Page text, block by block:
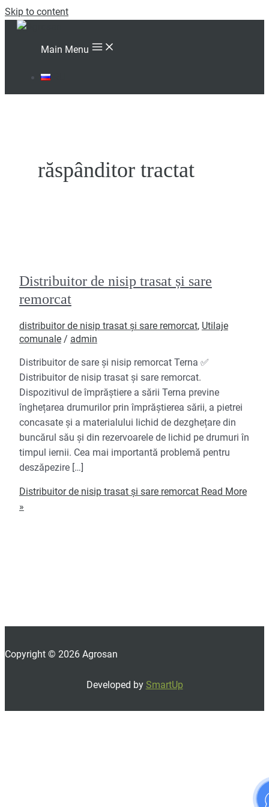
Skip to content
Main Menu
răspânditor tractat
Distribuitor de nisip trasat și sare
remorcat
distribuitor de nisip trasat și sare remorcat, Utilaje
comunale/ admin
Distribuitor de sare și nisip remorcat Terna ✅
Distribuitor de nisip trasat și sare remorcat.
Dispozitivul de împrăștiere a sării Terna previne
înghețarea drumurilor prin împrăștierea sării, a pietrei
concasate și a materialului lichid de dezghețare din
buncărul său și din rezervoarele de lichid pe drumuri în
timpul iernii. Cea mai importantă problemă pentru
deszăpezire […]
Distribuitor de nisip trasat și sare remorcatRead More
»
Copyright © 2026 Agrosan
Developed by SmartUp